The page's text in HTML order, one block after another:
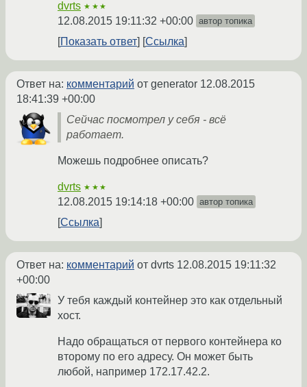
dvrts ★★★
12.08.2015 19:11:32 +00:00 автор топика
Показать ответ Ссылка
Ответ на: комментарий от generator 12.08.2015
18:41:39 +00:00
Сейчас посмотрел у себя - всё
работает.
Можешь подробнее описать?
dvrts ★★★
12.08.2015 19:14:18 +00:00 автор топика
Ссылка
Ответ на: комментарий от dvrts 12.08.2015 19:11:32
+00:00
У тебя каждый контейнер это как отдельный
хост.
Надо обращаться от первого контейнера ко
второму по его адресу. Он может быть
любой, например 172.17.42.2.